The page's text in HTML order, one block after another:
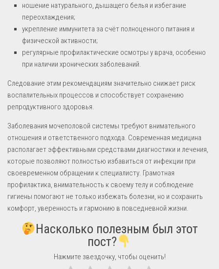
ношение натурального, дышащего белья и избегание
переохлаждения;
укрепление иммунитета за счёт полноценного питания и
физической активности;
регулярные профилактические осмотры у врача, особенно
при наличии хронических заболеваний.
Следование этим рекомендациям значительно снижает риск
воспалительных процессов и способствует сохранению
репродуктивного здоровья.
Заболевания мочеполовой системы требуют внимательного
отношения и ответственного подхода. Современная медицина
располагает эффективными средствами диагностики и лечения,
которые позволяют полностью избавиться от инфекции при
своевременном обращении к специалисту. Грамотная
профилактика, внимательность к своему телу и соблюдение
гигиены помогают не только избежать болезни, но и сохранить
комфорт, уверенность и гармонию в повседневной жизни.
Насколько полезным был этот
пост?
Нажмите звездочку, чтобы оценить!